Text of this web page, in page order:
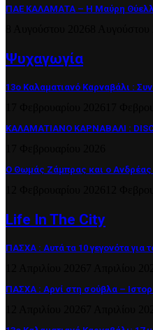
ΠΑΕ ΚΑΛΑΜΑΤΑ – Η Μαύρη
Ψυχαγωγία
13ο Καλαματιανό Καρναβάλι :
ΚΑΛΑΜΑΤΙΑΝΟ ΚΑΡΝΑΒΑΛΙ :
Ο Θωμάς Ζάμπρας και ο
Life In The City
ΠΑΣΧΑ : Αυτά τα 10 γεγονότα για
ΠΑΣΧΑ : Αρνί στη σούβλα –